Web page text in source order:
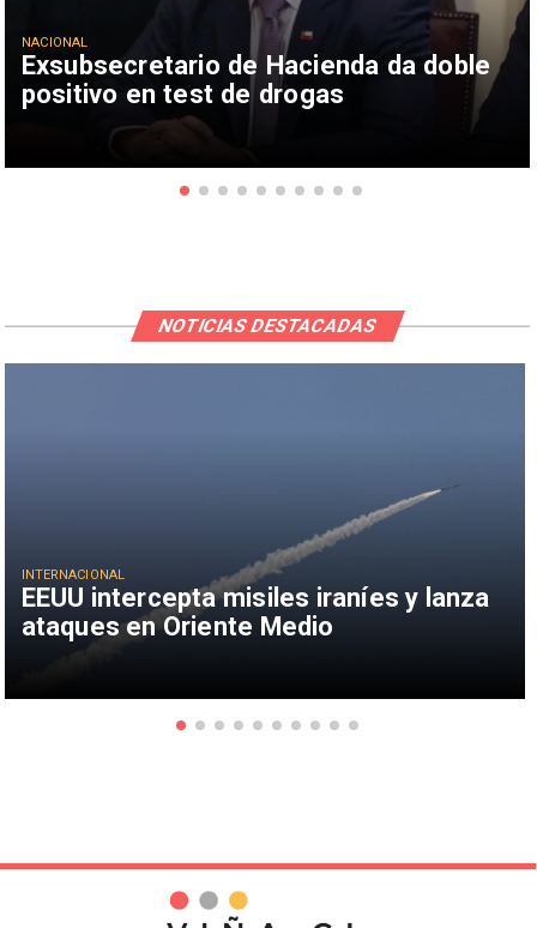
Exsubsecretario de Hacienda da doble
positivo en test de drogas
NACIONAL
EEUU intercepta misiles iraníes y lanza
ataques en Oriente Medio
INTERNACIONAL
NOTICIAS DESTACADAS